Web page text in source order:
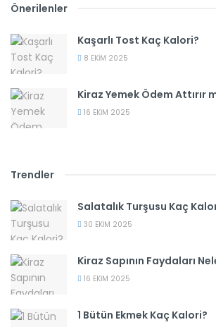
Önerilenler
Kaşarlı Tost Kaç Kalori?
8 EKIM 2025
Kiraz Yemek Ödem Attırır
16 EKIM 2025
Trendler
Salatalık Turşusu Kaç
30 EKIM 2025
Kiraz Sapının Faydaları
16 EKIM 2025
1 Bütün Ekmek Kaç Kalori?